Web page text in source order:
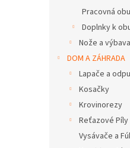
Pracovná
Doplnky k
Nože a výbava
DOM A ZÁHRADA
Lapače a
Kosačky
Krovinorezy
Reťazové Píly
Vysávače a